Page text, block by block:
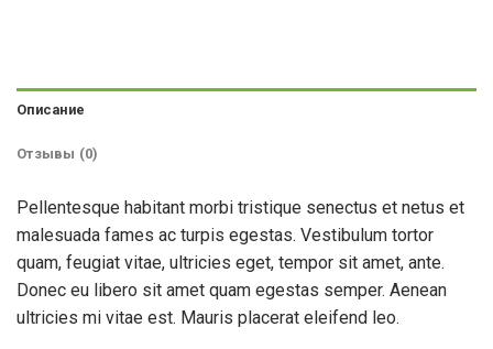
Описание
Отзывы (0)
Pellentesque habitant morbi tristique senectus et netus et
malesuada fames ac turpis egestas. Vestibulum tortor
quam, feugiat vitae, ultricies eget, tempor sit amet, ante.
Donec eu libero sit amet quam egestas semper. Aenean
ultricies mi vitae est. Mauris placerat eleifend leo.